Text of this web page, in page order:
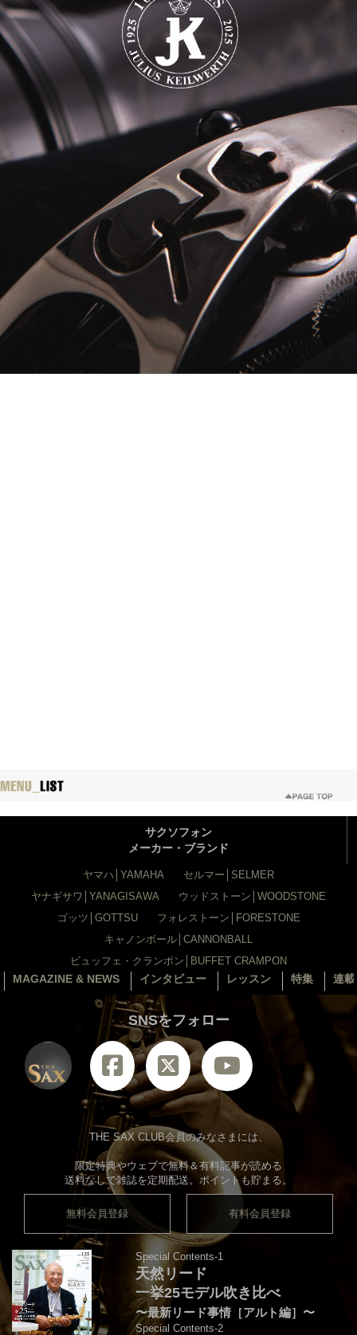
サクソフォン
メーカー・ブランド
ヤマハ│YAMAHA
セルマー│SELMER
ヤナギサワ│YANAGISAWA
ウッドストーン│WOODSTONE
ゴッツ│GOTTSU
フォレストーン│FORESTONE
キャノンボール│CANNONBALL
ビュッフェ・クランポン│BUFFET CRAMPON
MAGAZINE & NEWS インタビュー レッスン 特集 連
SNSをフォロー
THE SAX CLUB会員のみなさまには、
限定特典やウェブで無料＆有料記事が読める
送料なしで雑誌を定期配送。ポイントも貯まる。
無料会員登録 有料会員登録
Special Contents-1
天然リード
一挙25モデル吹き比べ
〜最新リード事情［アルト編］〜
Special Contents-2